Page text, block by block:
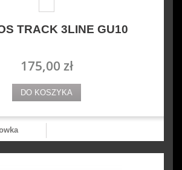
TRACK 3LINE GU10
175,00 zł
DO KOSZYKA